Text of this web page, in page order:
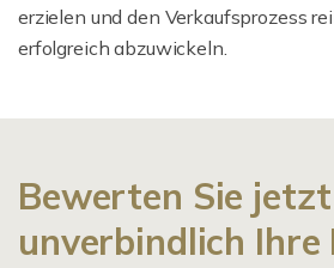
erzielen und den Verkaufsprozess
erfolgreich abzuwickeln.
Bewerten Sie jetzt
unverbindlich Ihre